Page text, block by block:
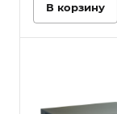
В корзину